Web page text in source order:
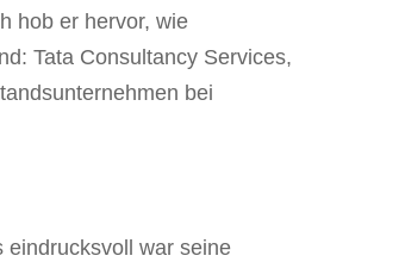
hob er hervor, wie
Tata Consultancy Services,
bei
eindrucksvoll war seine